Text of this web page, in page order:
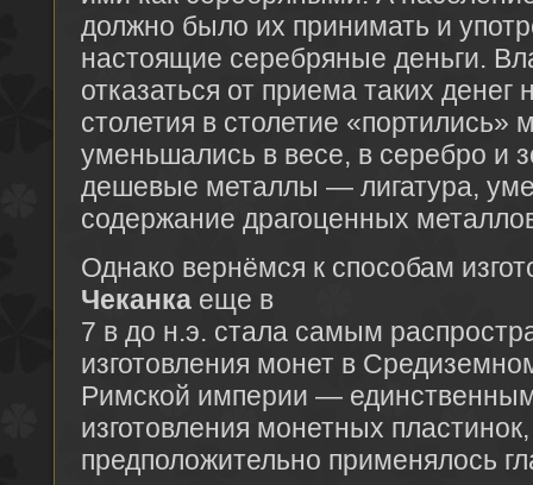
должно было их принимать и
настоящие серебряные деньги.
отказаться от приема таких денег
столетия в столетие «портились»
уменьшались в весе, в серебро и
дешевые металлы — лигатура,
содержание драгоценных
Однако вернёмся к способам
Чеканка еще в
7 в до н.э. стала самым
изготовления монет в
Римской империи —
изготовления монетных
предположительно применялось